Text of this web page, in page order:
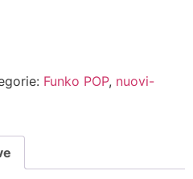
Funko POP, nuovi-